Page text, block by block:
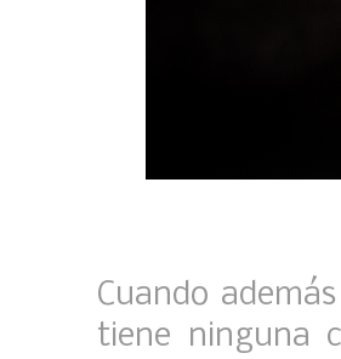
Cuando
tiene ninguna